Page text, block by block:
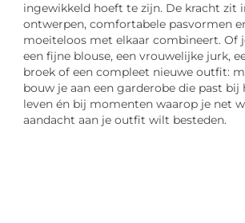
ingewikkeld hoeft te zijn. De kracht zit
ontwerpen, comfortabele pasvormen
moeiteloos met elkaar combineert. Of
een fijne blouse, een vrouwelijke jurk,
broek of een compleet nieuwe outfit:
bouw je aan een garderobe die past bij
leven én bij momenten waarop je net
aandacht aan je outfit wilt besteden.